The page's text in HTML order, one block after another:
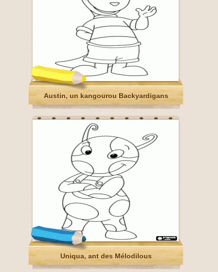
Austin, un kangourou Backyardigans
Uniqua, ant des Mélodilous